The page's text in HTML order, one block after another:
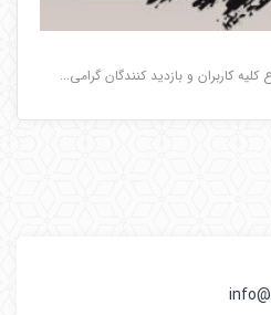
کاربران و بازدید کنندگان گرامی...